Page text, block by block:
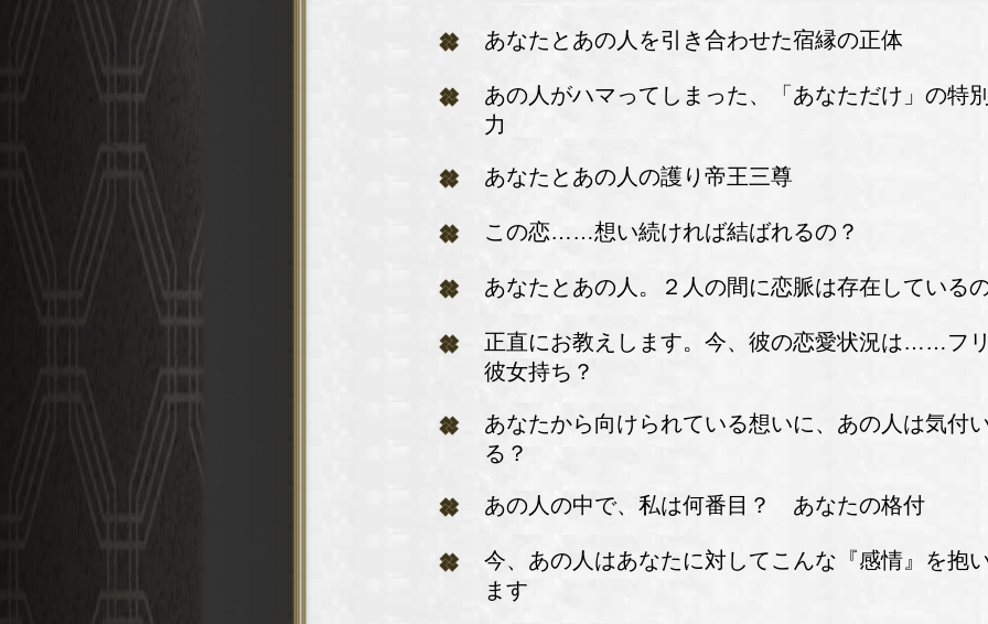
あなたとあの人を引き合わせた宿縁の正体
あの人がハマってしまった、「あなただけ」の特
力
あなたとあの人の護り帝王三尊
この恋……想い続ければ結ばれるの？
あなたとあの人。２人の間に恋脈は存在している
正直にお教えします。今、彼の恋愛状況は……フ
彼女持ち？
あなたから向けられている想いに、あの人は気付
る？
あの人の中で、私は何番目？ あなたの格付
今、あの人はあなたに対してこんな『感情』を抱
ます